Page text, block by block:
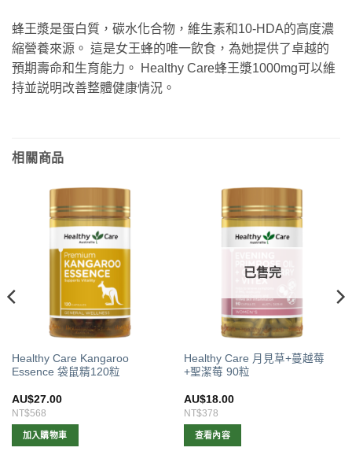
‎蜂王漿是蛋白質，碳水化合物，維生素和10-HDA的高度濃
縮營養來源。 這是女王蜂的唯一飲食，為她提供了卓越的
預期壽命和生育能力。 Healthy Care蜂王漿1000mg可以維
持並説明改善整體健康情況。‎
相關商品
Healthy Care Kangaroo
Essence 袋鼠精120粒
AU$27.00
NT$568
加入購物車
已售完
Healthy Care 月見草+蔓越莓
+聖潔莓 90粒
AU$18.00
NT$378
查看內容